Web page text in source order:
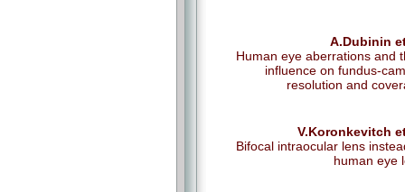
A.Dubinin
Human eye aberrations and
influence on fundus-
resolution and
V.Koronkevitch
Bifocal intraocular lens
human eye